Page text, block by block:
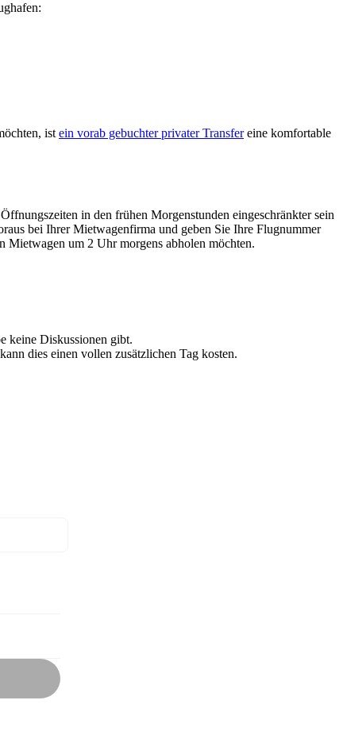
ist ein vorab gebuchter privater Transfereine komfortable
in den frühen Morgenstunden eingeschränkter sein
bei Ihrer Mietwagenfirma und geben Sie Ihre Flugnummer
Mietwagen um 2 Uhr morgens abholen möchten.
keine Diskussionen gibt.
dies einen vollen zusätzlichen Tag kosten.